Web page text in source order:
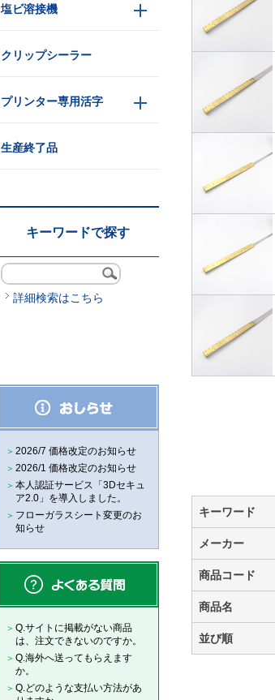
キーワード
メーカー
商品コード
商品名
並び順
塩ビ溶接機
クリップシーラー
プリンター専用活字
生産終了品
キーワードで探す
詳細検索はこちら
2026/7 価格改定のお知らせ
2026/1 価格改定のお知らせ
本人認証サービス「3Dセキュ
ア2.0」を導入しました。
フローガラスシート変更のお
知らせ
Q.サイトに掲載がない商品
は、注文できないのですか。
Q.海外へ送ってもらえます
か。
Q.どのような支払い方法があ